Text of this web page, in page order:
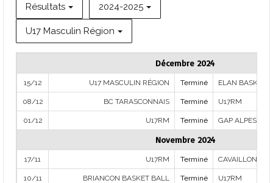
Résultats 2024-2025
U17 Masculin Région
Décembre 2024
15/12 U17 MASCULIN RÉGION Terminé ELAN BASKET
08/12 BC TARASCONNAIS Terminé U17RM
01/12 U17RM Terminé GAP ALPES DU
Novembre 2024
17/11 U17RM Terminé CAVAILLON
10/11 BRIANCON BASKET BALL Terminé U17RM